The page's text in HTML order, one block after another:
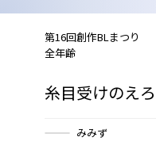
第16回創作BLまつり
全年齢
糸目受けのえ
みみず